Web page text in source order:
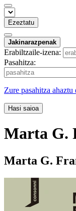
Ezeztatu
Jakinarazpenak
Erabiltzaile-izena:
Pasahitza:
Zure pasahitza ahaztu
Hasi saioa
Marta G.
Marta G.